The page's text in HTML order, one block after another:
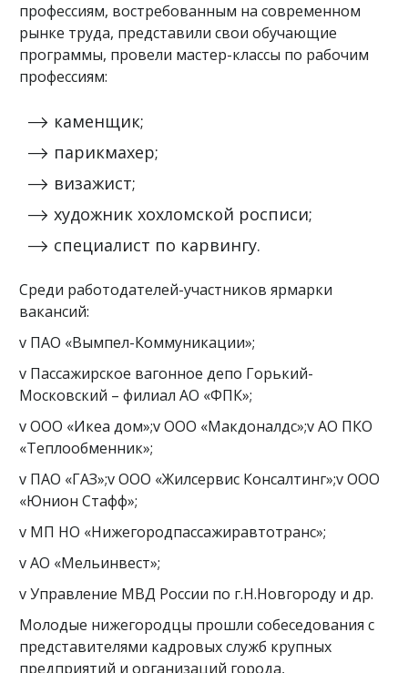
профессиям, востребованным на современном
рынке труда, представили свои обучающие
программы, провели мастер-классы по рабочим
профессиям:
каменщик;
парикмахер;
визажист;
художник хохломской росписи;
специалист по карвингу.
Среди работодателей-участников ярмарки
вакансий:
v ПАО «Вымпел-Коммуникации»;
v Пассажирское вагонное депо Горький-
Московский – филиал АО «ФПК»;
v ООО «Икеа дом»;v ООО «Макдоналдс»;v АО ПКО
«Теплообменник»;
v ПАО «ГАЗ»;v ООО «Жилсервис Консалтинг»;v ООО
«Юнион Стафф»;
v МП НО «Нижегородпассажиравтотранс»;
v АО «Мельинвест»;
v Управление МВД России по г.Н.Новгороду и др.
Молодые нижегородцы прошли собеседования с
представителями кадровых служб крупных
предприятий и организаций города,